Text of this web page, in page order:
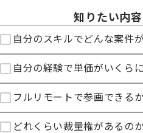
経験がある方にお勧めの案件で
知りたい内
自分のスキルでどんな案件
自分の経験で単価がいくら
フルリモートで参画できる
どれくらい裁量権があるの